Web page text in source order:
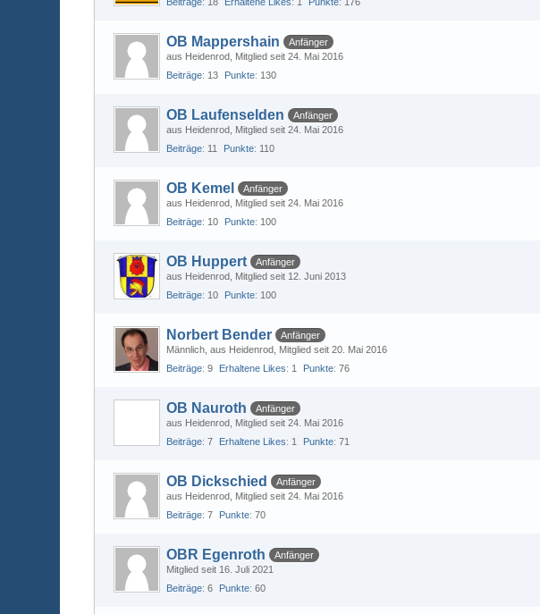
OB Mappershain
Anfänger
aus Heidenrod Mitglied seit 24. Mai 2016
Beiträge 13 Punkte 130
OB Laufenselden
Anfänger
aus Heidenrod Mitglied seit 24. Mai 2016
Beiträge 11 Punkte 110
OB Kemel
Anfänger
aus Heidenrod Mitglied seit 24. Mai 2016
Beiträge 10 Punkte 100
OB Huppert
Anfänger
aus Heidenrod Mitglied seit 12. Juni 2013
Beiträge 10 Punkte 100
Norbert Bender
Anfänger
Männlich aus Heidenrod Mitglied seit 20. Mai 2016
Beiträge 9 Erhaltene Likes 1 Punkte 76
OB Nauroth
Anfänger
aus Heidenrod Mitglied seit 24. Mai 2016
Beiträge 7 Erhaltene Likes 1 Punkte 71
OB Dickschied
Anfänger
aus Heidenrod Mitglied seit 24. Mai 2016
Beiträge 7 Punkte 70
OBR Egenroth
Anfänger
Mitglied seit 16. Juli 2021
Beiträge 6 Punkte 60